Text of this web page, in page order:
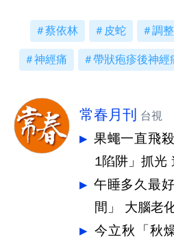
蔡依林 皮蛇 調
神經痛 帶狀疱疹後神經
常春月刊 台視
果蠅一直飛
午睡多久最
間」 大腦
今立秋「秋